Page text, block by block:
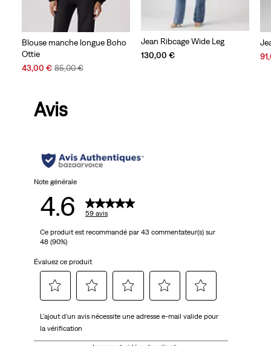
Blouse manche longue Boho
Ottie
Sale
43,00 €Original
85,00 €
Jean Ribcage Wide Leg
130,00 €
Avis
Note générale
4.6 59 avis
Ce produit est recommandé par 43 commentateur(s) sur
48 (90%)
Évaluez ce produit
pour
attribuer
pour
attribuer
pour
pour
pour
L'ajout d'un avis nécessite une adresse e-mail valide pour
la vérification